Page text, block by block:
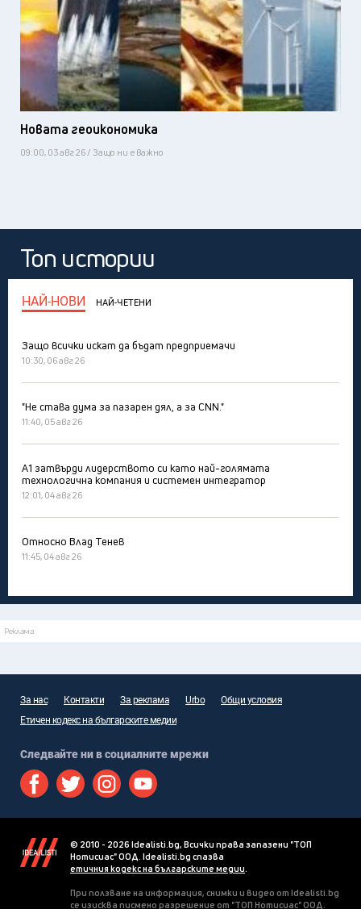
Новата геоикономика
09:00, 03 авг 26 / Защо ни е важно
Топ истории
НАЙ-НОВИ НАЙ-ЧЕТЕНИ
Защо всички искат да бъдат предприемачи
10:30, 06 авг 26
"Не става дума за пазарен дял, а за CNN."
11:40, 05 авг 26
А1 затвърди лидерството си като най-голямата
технологична компания и системен интегратор
12:01, 04 авг 26
Относно Влад Тенев
11:45, 04 авг 26
Реклама
За нас Контакти За реклама Urbo
Общи условия
Етичен кодекс на българските медии
Следвайте ни в социалните мрежи
© 2010 - 2026 Idealisti.bg, Всички права запазени "ТОП
Нотисиас" ООД. Idealisti.bg спазва
етичния кодекс на българските медии.
При ползване на информация, снимки и видео от Idealisti.bg
се изисква писмено разрешение от "ТОП Нотисиас" ООД.